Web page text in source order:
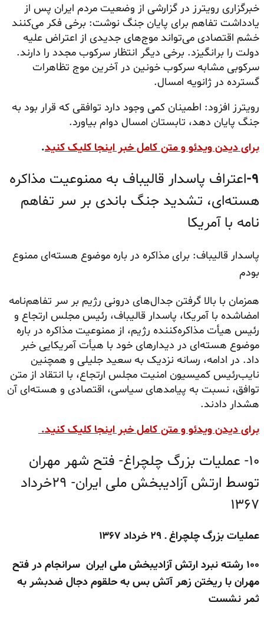
خبرگزاری رویترز در گزارشی از وضعیت مردم ایران پس از
یادداشت تفاهم برای پایان جنگ نوشت: برخی فکر می‌کنند
خشم اقتصادی می‌تواند موج‌های جدیدی از اعتراض علیه
دولت را برانگیزد. برخی دیگر انتظار سرکوب مجدد را دارند.
سرکوبی مشابه سرکوب خونین در آخرین موج تظاهرات
گسترده در ژانویه امسال.
رویترز افزود: اطمینان کمی وجود دارد توافقی که قرار بود به
جنگ پایان دهد، تابستان امسال دوام بیاورد.
برای دیدن ویدئو و متن کامل خبر اینجا کلیک کنید.
۹- اعتراف پاسدار قالیباف به ممنوعیت مذاکره
هسته‌ای، تشدید جنگ باندی بر سر تفاهم‌
نامه با آمریکا
پاسدار قالیباف: برای مذاکره در باره موضوع هسته‌ای ممنوع
بودم
همزمان با بالا گرفتن جدال‌های درونی رژیم بر سر تفاهم‌نامه
امضاشده با آمریکا، پاسدار قالیباف، رئیس مجلس ارتجاع و
رئیس هیأت مذاکره‌کننده رژیم، از ممنوعیت مذاکره در باره
موضوع هسته‌ای در دیدارهای خود با هیأت آمریکایی خبر
داد. در ادامه، رسانه نزدیک به سعید جلیلی و همچنین
نایب‌رئیس کمیسیون امنیت مجلس ارتجاع، با انتقاد از متن
توافق، نسبت به پیامدهای سیاسی، اقتصادی و هسته‌ای آن
هشدار دادند.
برای دیدن ویدئو و متن کامل خبر اینجا کلیک کنید.
۱۰- عملیات بزرگ چلچراغ- فتح شهر مهران
توسط ارتش آزادیبخش ملی ایران- ۲۹خرداد
۱۳۶۷
عملیات بزرگ چلچراغ ـ ۲۹ خرداد ۱۳۶۷
۱۰۰ رشته نبرد ارتش آزادیبخش ملی ایران
سرانجام در فتح
مهران با ریختن زهر آتش بس به حلقوم دجال ضدبشر به
ثمر نشست